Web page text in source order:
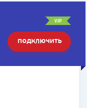
VIP
ПОДКЛЮЧИТЬ